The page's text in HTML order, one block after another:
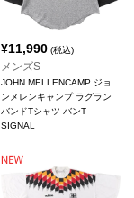
¥11,990 (税込)
メンズS
JOHN MELLENCAMP ジョ
ンメレンキャンプ ラグラン
バンドTシャツ バンT
SIGNAL